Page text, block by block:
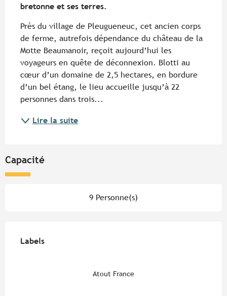
bretonne et ses terres.
Près du village de Pleugueneuc, cet ancien corps
de ferme, autrefois dépendance du château de la
Motte Beaumanoir, reçoit aujourd’hui les
voyageurs en quête de déconnexion. Blotti au
cœur d’un domaine de 2,5 hectares, en bordure
d’un bel étang, le lieu accueille jusqu’à 22
personnes dans trois...
Lire la suite
Capacité
9 Personne(s)
Labels
Labels
Atout France